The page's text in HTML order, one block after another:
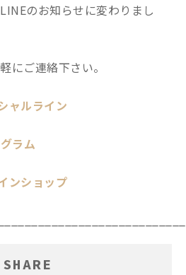
のお知らせに変わりまし
にご連絡下さい。
ルライン
ラム
ショップ
SHARE